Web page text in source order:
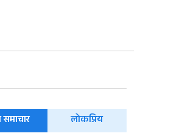
समाचार लोकप्रिय